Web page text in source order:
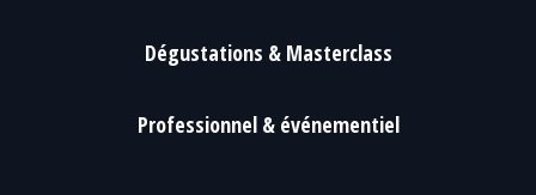
Dégustations & Masterclass
Professionnel & événementiel